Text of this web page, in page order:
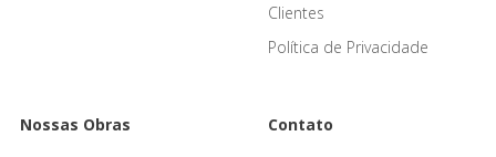
Clientes
Política de Privacidade
Nossas Obras Contato